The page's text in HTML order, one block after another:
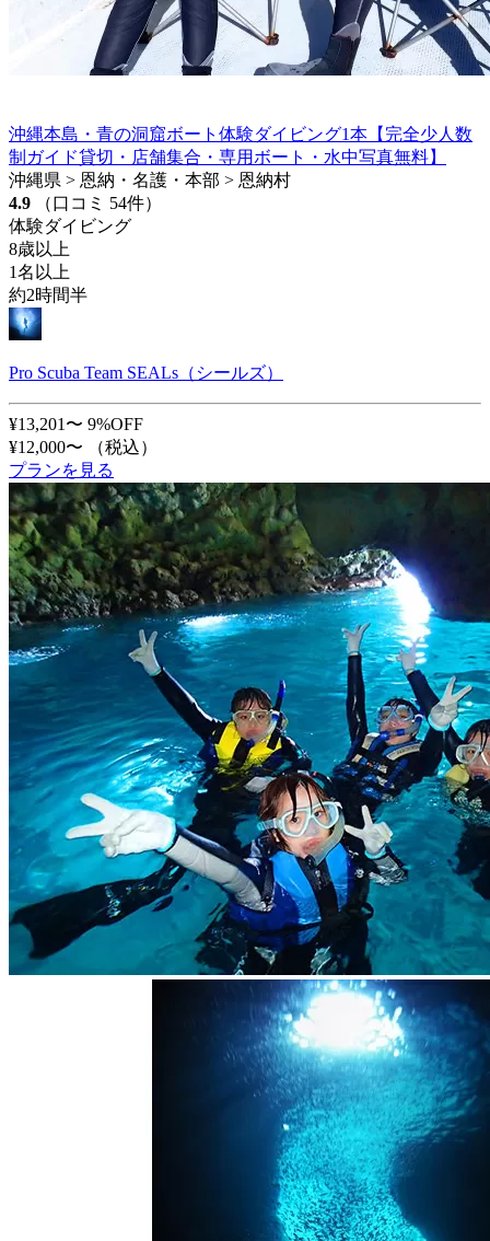
沖縄本島・青の洞窟ボート体験ダイビング1本【完全少人数
制ガイド貸切・店舗集合・専用ボート・水中写真無料】
沖縄県 > 恩納・名護・本部 > 恩納村
4.9
（口コミ 54件）
体験ダイビング
8歳以上
1名以上
約2時間半
Pro Scuba Team SEALs（シールズ）
¥13,201〜 9%OFF
¥12,000〜
（税込）
プランを見る